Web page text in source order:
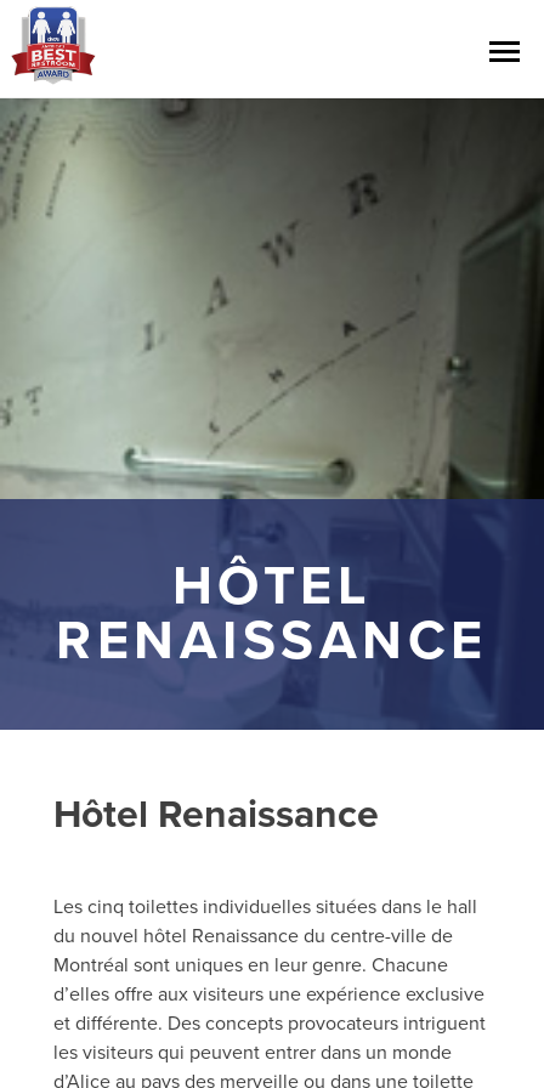
Contest Information
Nominate
Press Releases
HÔTEL
RENAISSANCE
Hôtel Renaissance
Les cinq toilettes individuelles situées dans le hall
du nouvel hôtel Renaissance du centre-ville de
Montréal sont uniques en leur genre. Chacune
d’elles offre aux visiteurs une expérience exclusive
et différente. Des concepts provocateurs intriguent
les visiteurs qui peuvent entrer dans un monde
d’Alice au pays des merveille ou dans une toilette